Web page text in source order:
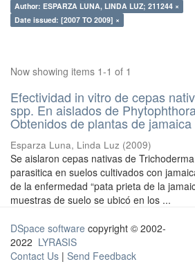
Author: ESPARZA LUNA, LINDA LUZ; 211244 ×
Date issued: [2007 TO 2009] ×
Now showing items 1-1 of 1
Efectividad in vitro de cepas
spp. En aislados de
Obtenidos de plantas de jamaica
Esparza Luna, Linda Luz (2009)
Se aislaron cepas nativas de
parasitica en suelos cultivados con
de la enfermedad “pata prieta de la
muestras de suelo se ubicó en los ...
DSpace software copyright © 2002-
2022 LYRASIS
Contact Us | Send Feedback